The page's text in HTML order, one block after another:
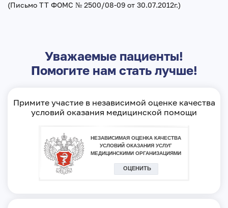
(Письмо ТТ ФОМС № 2500/08-09 от 30.07.2012г.)
Уважаемые пациенты!
Помогите нам стать лучше!
Примите участие в независимой оценке качества
условий оказания медицинской помощи